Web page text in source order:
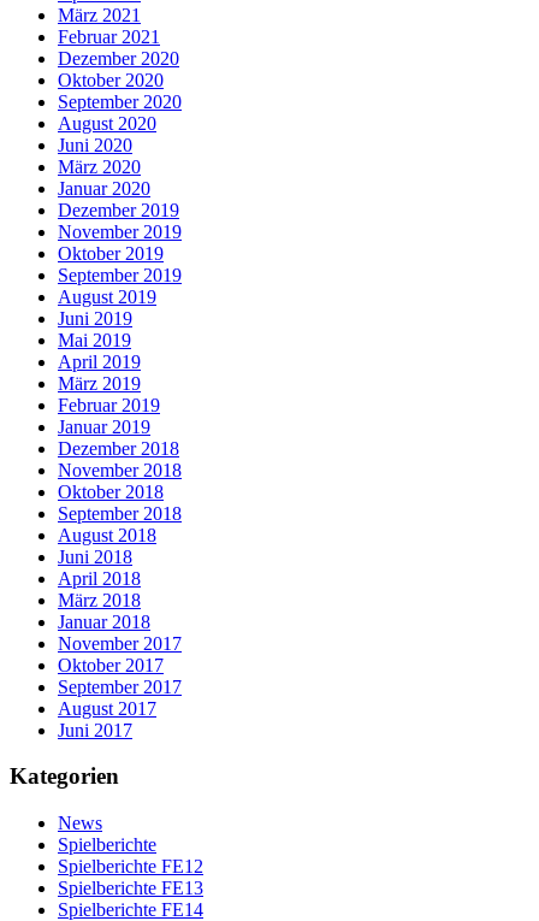
März 2021
Februar 2021
Dezember 2020
Oktober 2020
September 2020
August 2020
Juni 2020
März 2020
Januar 2020
Dezember 2019
November 2019
Oktober 2019
September 2019
August 2019
Juni 2019
Mai 2019
April 2019
März 2019
Februar 2019
Januar 2019
Dezember 2018
November 2018
Oktober 2018
September 2018
August 2018
Juni 2018
April 2018
März 2018
Januar 2018
November 2017
Oktober 2017
September 2017
August 2017
Juni 2017
Kategorien
News
Spielberichte
Spielberichte FE12
Spielberichte FE13
Spielberichte FE14